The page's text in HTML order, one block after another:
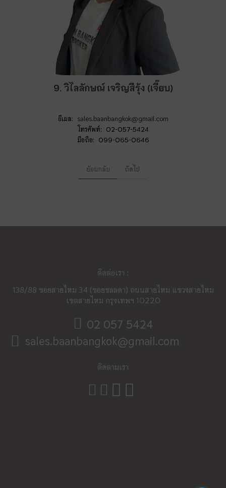
9. วิไลลักษณ์ เจริญสีรุ้ง (เจี๊ยบ)
อีเมล: sales.baanbangkok@gmail.com
โทรศัพท์: 02-057-5424
มือถือ: 099-065-0646
ย้อนกลับ ถัดไป
ติดต่อเรา :
138/88 ซอยสายไหม​ 34 (ซอยชลลดา) ถนนสายไหม แขวงสายไหม
เขตสายไหม กรุงเทพฯ 10220
02 057 5424
sales.baanbangkok@gmail.com
ติดตามเรา